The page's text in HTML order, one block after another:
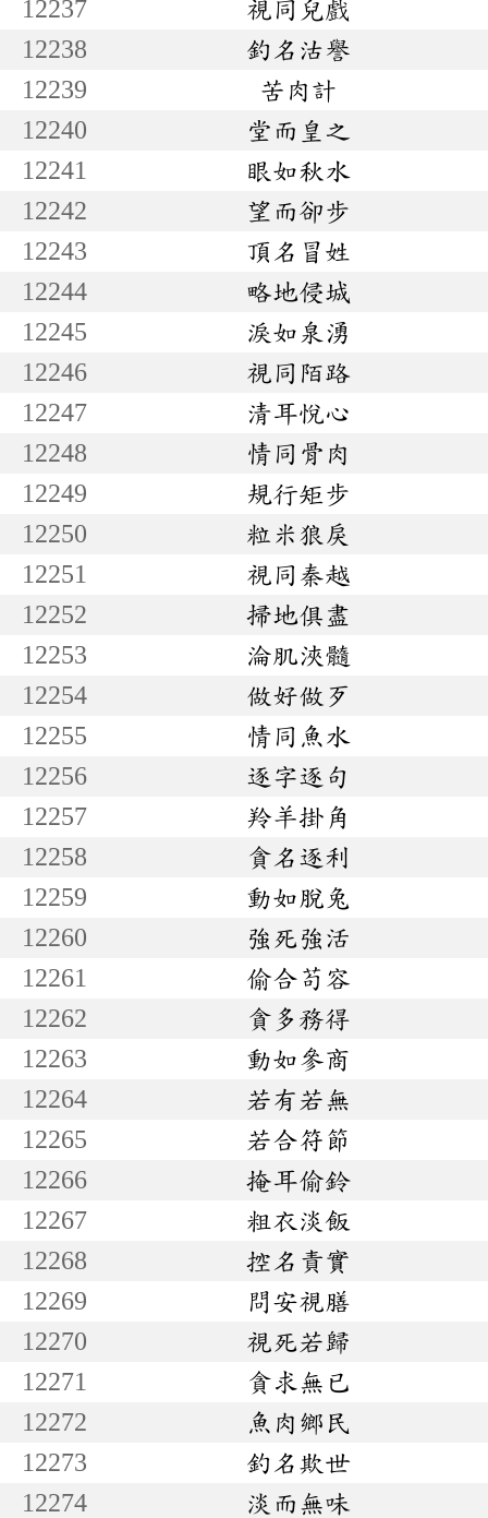
12237
視同兒戲
12238
釣名沽譽
12239
苦肉計
12240
堂而皇之
12241
眼如秋水
12242
望而卻步
12243
頂名冒姓
12244
略地侵城
12245
淚如泉湧
12246
視同陌路
12247
清耳悅心
12248
情同骨肉
12249
規行矩步
12250
粒米狼戾
12251
視同秦越
12252
掃地俱盡
12253
淪肌浹髓
12254
做好做歹
12255
情同魚水
12256
逐字逐句
12257
羚羊掛角
12258
貪名逐利
12259
動如脫兔
12260
強死強活
12261
偷合苟容
12262
貪多務得
12263
動如參商
12264
若有若無
12265
若合符節
12266
掩耳偷鈴
12267
粗衣淡飯
12268
控名責實
12269
問安視膳
12270
視死若歸
12271
貪求無已
12272
魚肉鄉民
12273
釣名欺世
12274
淡而無味